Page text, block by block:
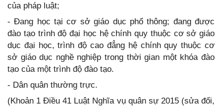
của pháp luật;
- Đang học tại cơ sở giáo dục phổ thông; đang được
đào tạo trình độ đại học hệ chính quy thuộc cơ sở giáo
dục đại học, trình độ cao đẳng hệ chính quy thuộc cơ
sở giáo dục nghề nghiệp trong thời gian một khóa đào
tạo của một trình độ đào tạo.
- Dân quân thường trực.
(Khoản 1 Điều 41 Luật Nghĩa vụ quân sự 2015 (sửa đổi,